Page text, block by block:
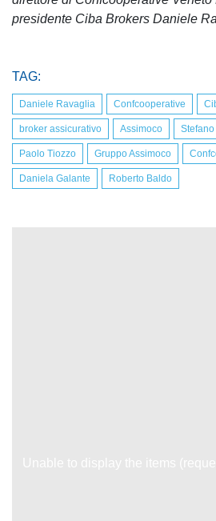
presidente Ciba Brokers Daniele
TAG:
Daniele Ravaglia Confcooperative
broker assicurativo Assimoco
Paolo Tiozzo Gruppo Assimoco
Daniela Galante Roberto Baldo